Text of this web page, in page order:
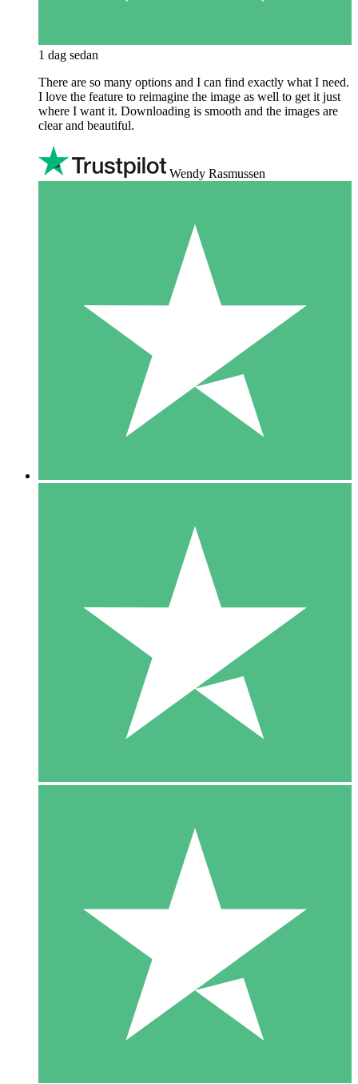
1 dag sedan
There are so many options and I can find exactly what I need.
I love the feature to reimagine the image as well to get it just
where I want it. Downloading is smooth and the images are
clear and beautiful.
Wendy Rasmussen